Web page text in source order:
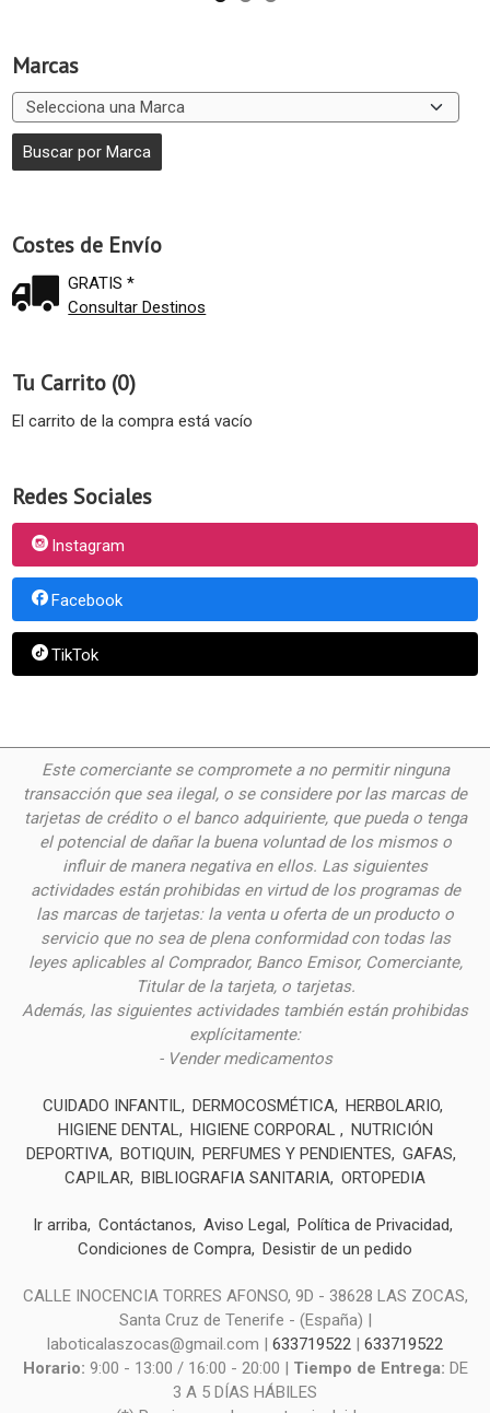
Marcas
Costes de Envío
GRATIS *
Consultar Destinos
Tu Carrito (0)
El carrito de la compra está vacío
Redes Sociales
Instagram
Facebook
TikTok
Este comerciante se compromete a no permitir ninguna
transacción que sea ilegal, o se considere por las marcas de
tarjetas de crédito o el banco adquiriente, que pueda o tenga
el potencial de dañar la buena voluntad de los mismos o
influir de manera negativa en ellos. Las siguientes
actividades están prohibidas en virtud de los programas de
las marcas de tarjetas: la venta u oferta de un producto o
servicio que no sea de plena conformidad con todas las
leyes aplicables al Comprador, Banco Emisor, Comerciante,
Titular de la tarjeta, o tarjetas.
Además, las siguientes actividades también están prohibidas
explícitamente:
- Vender medicamentos
CUIDADO INFANTIL DERMOCOSMÉTICA HERBOLARIO
HIGIENE DENTAL HIGIENE CORPORAL
NUTRICIÓN
DEPORTIVA BOTIQUIN PERFUMES Y PENDIENTES
GAFAS
CAPILAR BIBLIOGRAFIA SANITARIA ORTOPEDIA
Ir arriba Contáctanos Aviso Legal
Política de Privacidad
Condiciones de Compra Desistir de un pedido
CALLE INOCENCIA TORRES AFONSO, 9D - 38628 LAS ZOCAS,
Santa Cruz de Tenerife - (España) |
laboticalaszocas@gmail.com | 633719522 | 633719522
Horario: 9:00 - 13:00 / 16:00 - 20:00 | Tiempo de Entrega: DE
3 A 5 DÍAS HÁBILES